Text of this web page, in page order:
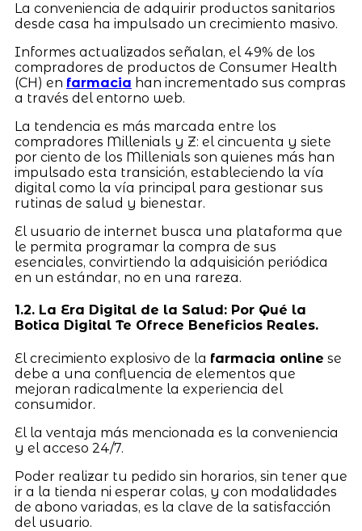
La conveniencia de adquirir productos sanitarios
desde casa ha impulsado un crecimiento masivo.
Informes actualizados señalan, el 49% de los
compradores de productos de Consumer Health
(CH) en farmacia han incrementado sus compras
a través del entorno web.
La tendencia es más marcada entre los
compradores Millenials y Z: el cincuenta y siete
por ciento de los Millenials son quienes más han
impulsado esta transición, estableciendo la vía
digital como la vía principal para gestionar sus
rutinas de salud y bienestar.
El usuario de internet busca una plataforma que
le permita programar la compra de sus
esenciales, convirtiendo la adquisición periódica
en un estándar, no en una rareza.
1.2. La Era Digital de la Salud: Por Qué la
Botica Digital Te Ofrece Beneficios Reales.
El crecimiento explosivo de la farmacia online se
debe a una confluencia de elementos que
mejoran radicalmente la experiencia del
consumidor.
El la ventaja más mencionada es la conveniencia
y el acceso 24/7.
Poder realizar tu pedido sin horarios, sin tener que
ir a la tienda ni esperar colas, y con modalidades
de abono variadas, es la clave de la satisfacción
del usuario.